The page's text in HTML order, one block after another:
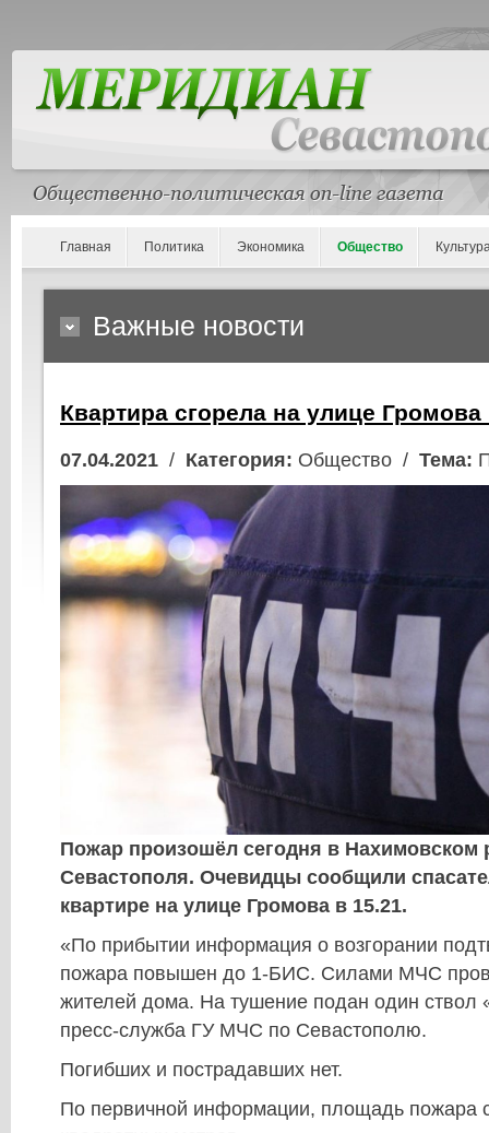
Главная Политика Экономика Общество
Важные новости
Квартира сгорела на улице
07.04.2021 / Категория: Общество / Тема:
Пожар произошёл сегодня в Нахимовском
Севастополя. Очевидцы сообщили
квартире на улице Громова в 15.21.
«По прибытии информация о возгорании
пожара повышен до 1-БИС. Силами МЧС
жителей дома. На тушение подан один ствол
пресс-служба ГУ МЧС по Севастополю.
Погибших и пострадавших нет.
По первичной информации, площадь пожара